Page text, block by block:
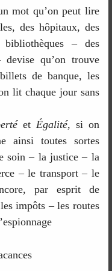
mot qu’on peut lire
des hôpitaux, des
– des
qu’on trouve
de banque, les
lit chaque jour sans
et Égalité, si on
ainsi toutes sortes
soin – la justice – la
– le transport – le
par esprit de
impôts – les routes